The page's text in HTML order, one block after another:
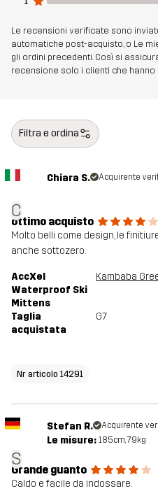
Le recensioni verificate sono
automatiche post-acquisto, o Le
gli ordini precedenti. Così si
recensione solo i clienti che hanno
Filtra e ordina
C
Chiara S. Acquirente
ottimo acquisto
Molto belli come design, le
anche sottozero.
AccXel
Waterproof Ski
Mittens
Kambaba
Taglia
acquistata
G7
Nr articolo 14291
S
Stefan R. Acquirente
Le misure: 185cm, 79kg
Grande guanto
Caldo e facile da indossare.